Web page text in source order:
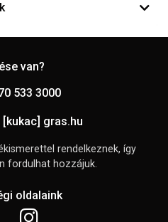
van?
533 3000
gras.hu
rendelkeznek, így
fordulhat hozzájuk.
oldalaink